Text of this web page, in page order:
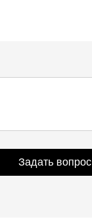
Задать вопрос